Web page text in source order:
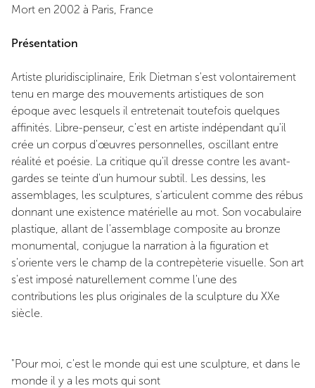
Mort en 2002 à Paris, France
Présentation
Artiste pluridisciplinaire, Erik Dietman s'est volontairement
tenu en marge des mouvements artistiques de son
époque avec lesquels il entretenait toutefois quelques
affinités. Libre-penseur, c'est en artiste indépendant qu'il
crée un corpus d'œuvres personnelles, oscillant entre
réalité et poésie. La critique qu'il dresse contre les avant-
gardes se teinte d'un humour subtil. Les dessins, les
assemblages, les sculptures, s'articulent comme des rébus
donnant une existence matérielle au mot. Son vocabulaire
plastique, allant de l'assemblage composite au bronze
monumental, conjugue la narration à la figuration et
s'oriente vers le champ de la contrepèterie visuelle. Son art
s'est imposé naturellement comme l'une des
contributions les plus originales de la sculpture du XXe
siècle.
"Pour moi, c'est le monde qui est une sculpture, et dans le
monde il y a les mots qui sont